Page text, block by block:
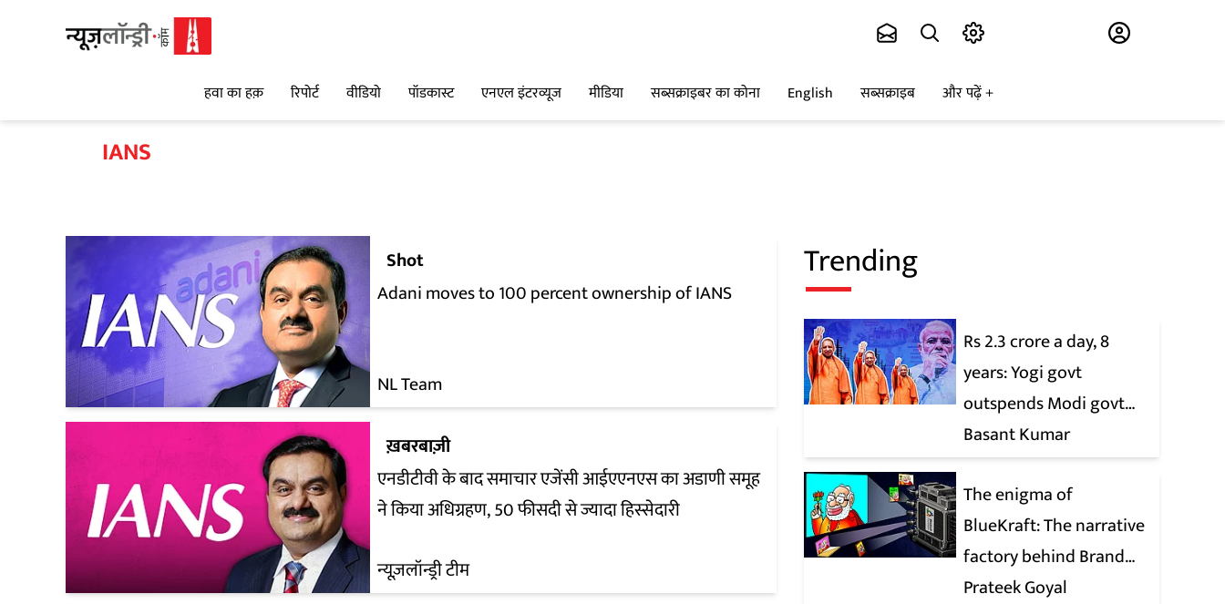
हवा का हक़ रिपोर्ट वीडियो पॉडकास्ट एनएल इंटरव्यूज मीडिया सब्सक्राइबर का कोना English सब्सक्राइब और पढ़ें
IANS
Shot
Adani moves to 100 percent ownership of IANS
NL Team
ख़बरबाज़ी
एनडीटीवी के बाद समाचार एजेंसी आईएएनएस का अडाणी समूह
ने किया अधिग्रहण, 50 फीसदी से ज्यादा हिस्सेदारी
न्यूज़लॉन्ड्री टीम
Trending
Rs 2.3 crore a day, 8
years: Yogi govt
outspends Modi govt
when it comes to ads
Basant Kumar
The enigma of
BlueKraft: The narrative
factory behind Brand
Modi
Prateek Goyal